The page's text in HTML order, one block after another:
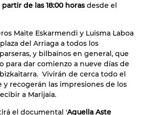
partir de las 18:00 horasdesde el
Maite Eskarmendi y Luisma Laboa
del Arriaga a todos los
y bilbaínos en general, que
para dar comienzo a nueve días de
Vivirán de cerca todo el
y recogerán las impresiones de los
a Marijaia.
el documental 'Aquella Aste